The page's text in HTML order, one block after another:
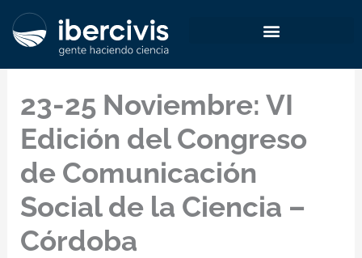
23-25 Noviembre: VI
Edición del Congreso
de Comunicación
Social de la Ciencia –
Córdoba